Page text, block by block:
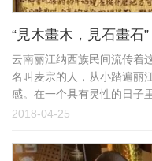
“見木畫木，見石畫石
云南丽江纳西族民间流传着
名叫麦宗的人，从小踏遍丽
感。在一个具有灵性的日子
象，并能够把内心所有的情
2018-04-25